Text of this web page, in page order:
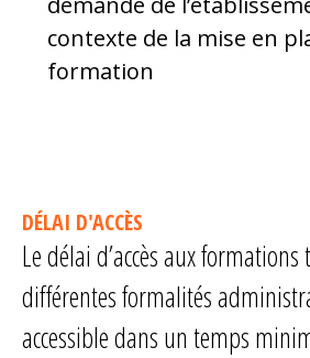
contexte de la mise en
formation
DÉLAI D'ACCÈS
Le délai d’accès aux
différentes formalités
accessible dans un temps